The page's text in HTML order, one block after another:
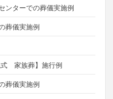
ンターでの葬儀実施例
葬儀実施例
家族葬】施行例
葬儀実施例